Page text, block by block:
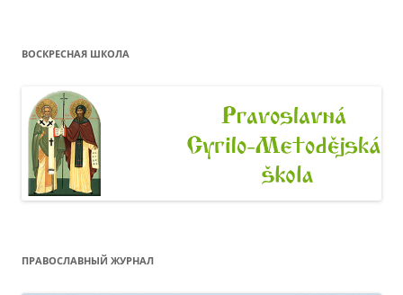
ВОСКРЕСНАЯ ШКОЛА
ПРАВОСЛАВНЫЙ ЖУРНАЛ